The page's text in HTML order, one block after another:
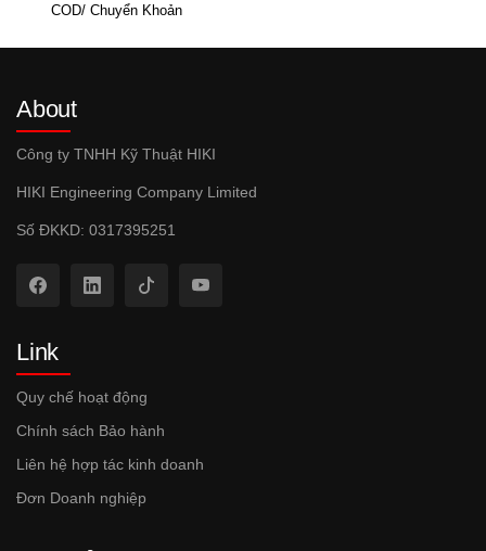
COD/ Chuyển Khoản
About
Công ty TNHH Kỹ Thuật HIKI
HIKI Engineering Company Limited
Số ĐKKD: 0317395251
Link
Quy chế hoạt động
Chính sách Bảo hành
Liên hệ hợp tác kinh doanh
Đơn Doanh nghiệp